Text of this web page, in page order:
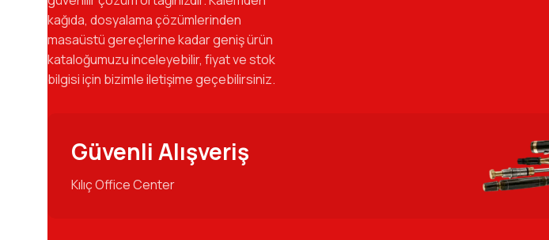
kağıda, dosyalama çözümlerinden
masaüstü gereçlerine kadar geniş ürün
kataloğumuzu inceleyebilir, fiyat ve stok
bilgisi için bizimle iletişime geçebilirsiniz.
Güvenli Alışveriş
Kılıç Office Center